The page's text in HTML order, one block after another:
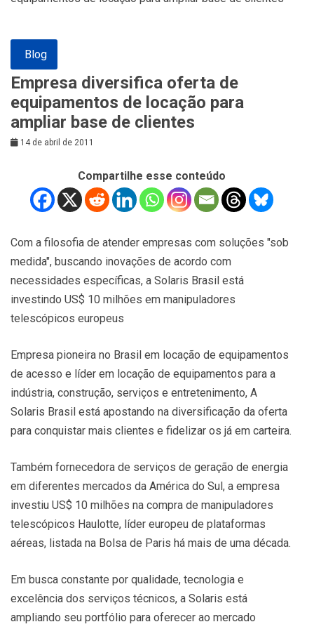
Blog
Empresa diversifica oferta de
equipamentos de locação para
ampliar base de clientes
14 de abril de 2011
Compartilhe esse conteúdo
Com a filosofia de atender empresas com soluções "sob
medida", buscando inovações de acordo com
necessidades específicas, a Solaris Brasil está
investindo US$ 10 milhões em manipuladores
telescópicos europeus
Empresa pioneira no Brasil em locação de equipamentos
de acesso e líder em locação de equipamentos para a
indústria, construção, serviços e entretenimento, A
Solaris Brasil está apostando na diversificação da oferta
para conquistar mais clientes e fidelizar os já em carteira.
Também fornecedora de serviços de geração de energia
em diferentes mercados da América do Sul, a empresa
investiu US$ 10 milhões na compra de manipuladores
telescópicos Haulotte, líder europeu de plataformas
aéreas, listada na Bolsa de Paris há mais de uma década.
Em busca constante por qualidade, tecnologia e
excelência dos serviços técnicos, a Solaris está
ampliando seu portfólio para oferecer ao mercado